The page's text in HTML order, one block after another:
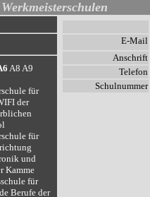
Werkmeisterschulen
A8 A9
für
der
für
und
Kamme
für
Berufe der
E-Mail
Anschrift
Telefon
Schulnummer